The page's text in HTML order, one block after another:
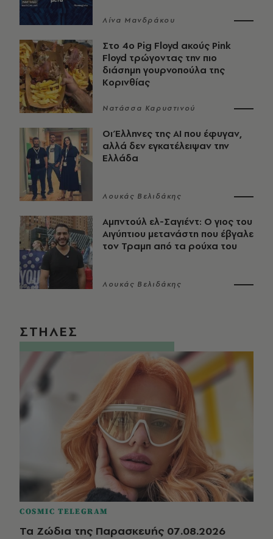
Λίνα Μανδράκου
Στο 4ο Pig Floyd ακούς Pink
Floyd τρώγοντας την πιο
διάσημη γουρνοπούλα της
Κορινθίας
Νατάσσα Καρυστινού
Οι Έλληνες της ΑΙ που έφυγαν,
αλλά δεν εγκατέλειψαν την
Ελλάδα
Λουκάς Βελιδάκης
Αμπντούλ ελ-Σαγιέντ: Ο γιος του
Αιγύπτιου μετανάστη που έβγαλε
τον Τραμπ από τα ρούχα του
Λουκάς Βελιδάκης
ΣΤΗΛΕΣ
COSMIC TELEGRAM
Τα Ζώδια της Παρασκευής 07.08.2026